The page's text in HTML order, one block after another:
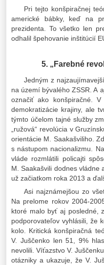
Pri tejto konšpiračnej
americké bábky, keď na
prezidenta. To všetko len
odhalil špehovanie inštitúcií
5. „Farebné
Jedným z
na území bývalého ZSSR. A
označiť ako konšpiračné.
demokratizácie krajiny, ale
týmto účelom tajné služby
„ružová“ revolúcia v
orientácie M. Saakašviliho.
s nástupom nacionalizmu.
vláde rozmlátili policajti
M. Saakašvili dodnes vládne
už začiatkom roka 2013 a
Asi najznámejšou zo
Na prelome rokov 2004-
ktoré malo byť aj posledné,
podporovateľov vyhlásili, že
kolo. Kritická konšpiračná
V. Juščenko len 51, 9%
nevolili. Víťazstvo V.
otázniky a ukazuje, že V.